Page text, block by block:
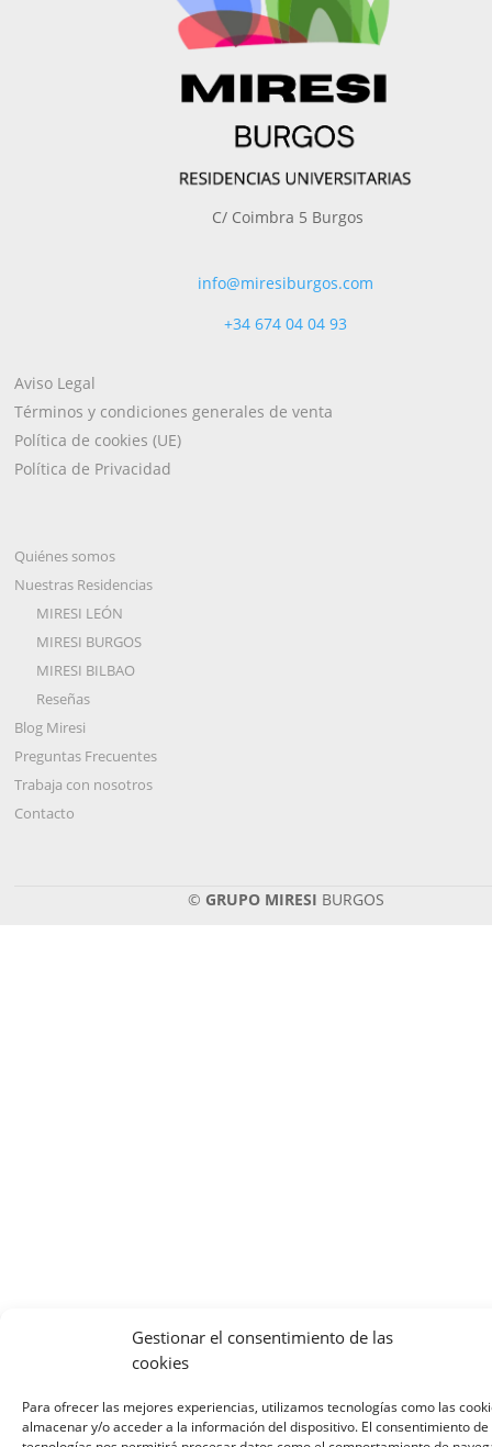
Gestionar el consentimiento de las
cookies
Para ofrecer las mejores experiencias, utilizamos tecnologías como las
almacenar y/o acceder a la información del dispositivo. El consentimiento de
C/ Coimbra 5 Burgos
info@miresiburgos.com
+34 674 04 04 93
Aviso Legal
Términos y condiciones generales de venta
Política de cookies (UE)
Política de Privacidad
Quiénes somos
Nuestras Residencias
MIRESI LEÓN
MIRESI BURGOS
MIRESI BILBAO
Reseñas
Blog Miresi
Preguntas Frecuentes
Trabaja con nosotros
Contacto
© GRUPO MIRESI BURGOS